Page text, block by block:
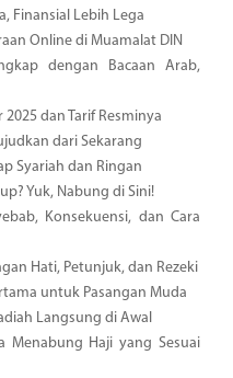
Finansial Lebih Lega
Online di Muamalat DIN
dengan Bacaan Arab,
dan Tarif Resminya
dari Sekarang
Syariah dan Ringan
Yuk, Nabung di Sini!
Konsekuensi, dan Cara
Hati, Petunjuk, dan Rezeki
untuk Pasangan Muda
Langsung di Awal
Menabung Haji yang Sesuai